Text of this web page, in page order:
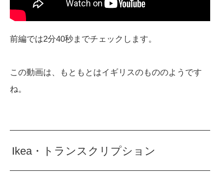
前編では2分40秒までチェックします。
この動画は、もともとはイギリスのもののようです
ね。
Ikea・トランスクリプション